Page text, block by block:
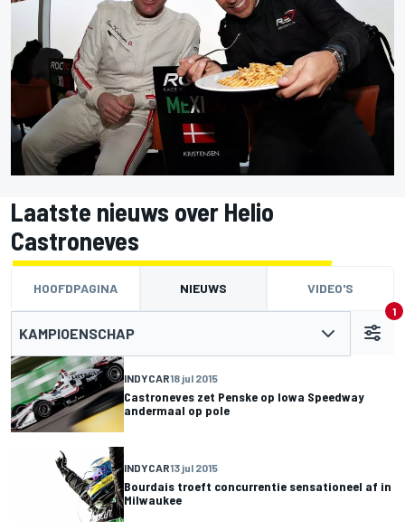
Laatste nieuws over Helio
Castroneves
HOOFDPAGINA NIEUWS VIDEO'S
KAMPIOENSCHAP
1
INDYCAR18 jul 2015
Castroneves zet Penske op Iowa Speedway
andermaal op pole
INDYCAR13 jul 2015
Bourdais troeft concurrentie sensationeel af in
Milwaukee